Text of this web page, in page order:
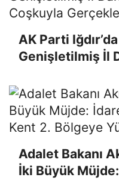
AK Parti
Genişletilmiş İl
Adalet Bakanı
İki Büyük